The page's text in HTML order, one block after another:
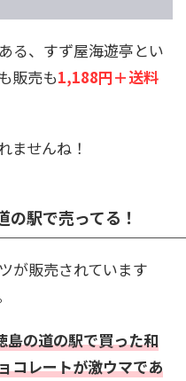
る、すず屋海遊亭とい
販売も1,188円＋送料
ませんね！
駅で売ってる！
が販売されています
島の道の駅で買った和
コレートが激ウマであ